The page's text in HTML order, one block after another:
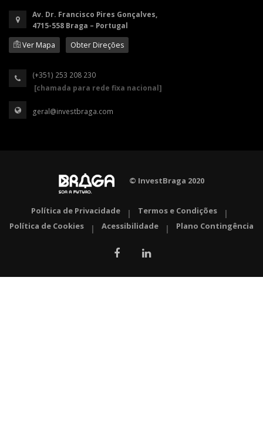
Av. Dr. Francisco Pires Gonçalves,
4715-558 Braga – Portugal
Ver Mapa
Obter Direções
(+351) 253 208 230
[chamada para rede fixa nacional]
geral@investbraga.com
© InvestBraga 2020
Política de Privacidade | Termos e Condições |
Política de Cookies | Acessibilidade | Plano Contingência